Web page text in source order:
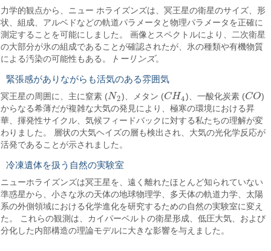
力学的観点から、ニュー ホライズンズは、冥王星の衛星のサイズ、形
状、組成、アルベドなどの軌道パラメータと物理パラメータを正確に
測定することを可能にしました。 画像とスペクトルにより、二次衛星
の大部分が氷の組成であることが確認されたが、氷の種類や有機物質
による汚染の可能性もある。
トーリンズ。
緊張感がありながらも活気のある雰囲気
冥王星の周囲に、主に窒素 (N2
N2 )、メタン (CH4
CH4 )、一酸化炭素 (CO
CO )
からなる希薄だが複雑な大気の発見により、極寒の環境における昇
華、揮発性サイクル、気候フィードバックに対する私たちの理解が変
わりました。 層状の大気ヘイズの層も検出され、大気の光化学反応が
活発であることが示されました。
冷凍遺体を扱う自然の実験室
ニューホライズンズは冥王星を、遠く離れたほとんど知られていない
準惑星から、小さな氷の天体の地球物理学、多天体の軌道力学、太陽
系の外側領域における化学進化を研究するための自然の実験室に変え
た。 これらの観測は、カイパーベルトの衛星形成、低圧大気、および
分化した内部構造の理論モデルに大きな影響を与えました。